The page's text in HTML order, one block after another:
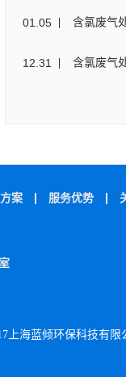
01 05 含氯废气
12 31 含氯废气
案 服务优势
上海蓝倾环保科技有限